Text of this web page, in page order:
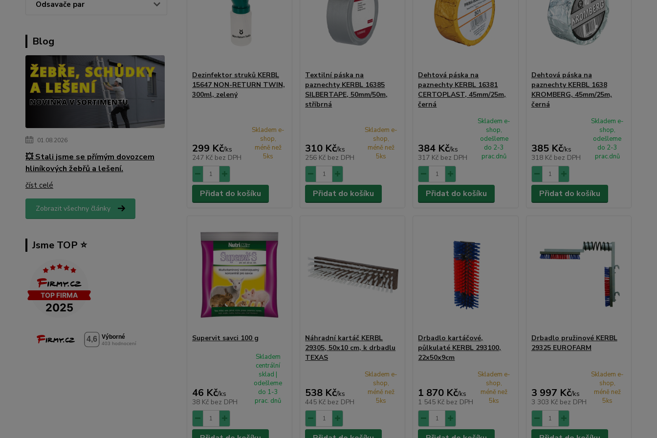
Odsavače par
Blog
01.08.2026
💥 Stali jsme se přímým dovozcem
hliníkových žebřů a lešení.
číst celé
Zobrazit všechny články
Jsme TOP ⭐️
Dezinfektor struků KERBL
15647 NON-RETURN TWIN,
300ml, zelený
299 Kč/ks
247 Kč bez DPH
Skladem e-
shop,
méně než
5ks
Přidat do košíku
Textilní páska na
paznechty KERBL 16385
SILBERTAPE, 50mm/50m,
stříbrná
310 Kč/ks
256 Kč bez DPH
Skladem e-
shop,
méně než
5ks
Přidat do košíku
Dehtová páska na
paznechty KERBL 16381
CERTOPLAST, 45mm/25m,
černá
384 Kč/ks
317 Kč bez DPH
Skladem e-
shop,
odešleme
do 2-3
prac.dnů
Přidat do košíku
Dehtová páska na
paznechty KERBL 1638
KROMBERG, 45mm/25m,
černá
385 Kč/ks
318 Kč bez DPH
Skladem e-
shop,
odešleme
do 2-3
prac.dnů
Přidat do košíku
Supervit savci 100 g
46 Kč/ks
38 Kč bez DPH
Skladem
centrální
sklad |
odešleme
do 1-3
prac. dnů
Náhradní kartáč KERBL
29305, 50x10 cm, k drbadlu
TEXAS
538 Kč/ks
445 Kč bez DPH
Skladem e-
shop,
méně než
5ks
Drbadlo kartáčové,
půlkulaté KERBL 293100,
22x50x9cm
1 870 Kč/ks
1 545 Kč bez DPH
Skladem e-
shop,
méně než
5ks
Drbadlo pružinové KERBL
29325 EUROFARM
3 997 Kč/ks
3 303 Kč bez DPH
Skladem e-
shop,
méně než
5ks